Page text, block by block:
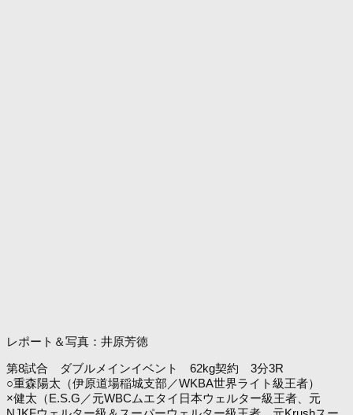
レポート＆写真：井原芳徳
第8試合 ダブルメインイベント 62kg契約 3分3R
○重森陽太（伊原道場稲城支部／WKBA世界ライト級王者）
×健太（E.S.G／元WBCムエタイ日本ウェルター級王者、元